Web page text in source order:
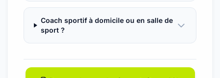
Coach sportif à domicile ou en salle de
sport ?